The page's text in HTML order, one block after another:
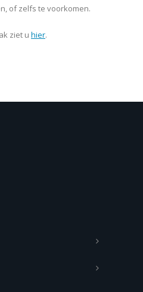
of zelfs te voorkomen.
ziet u hier.